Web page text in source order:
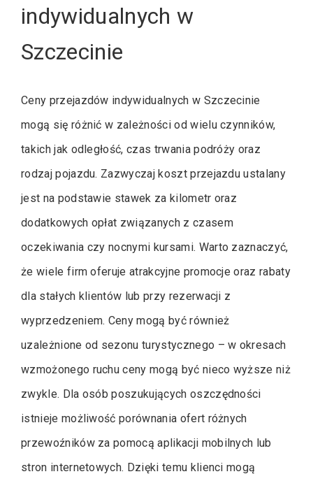
indywidualnych w
Szczecinie
Ceny przejazdów indywidualnych w Szczecinie
mogą się różnić w zależności od wielu czynników,
takich jak odległość, czas trwania podróży oraz
rodzaj pojazdu. Zazwyczaj koszt przejazdu ustalany
jest na podstawie stawek za kilometr oraz
dodatkowych opłat związanych z czasem
oczekiwania czy nocnymi kursami. Warto zaznaczyć,
że wiele firm oferuje atrakcyjne promocje oraz rabaty
dla stałych klientów lub przy rezerwacji z
wyprzedzeniem. Ceny mogą być również
uzależnione od sezonu turystycznego – w okresach
wzmożonego ruchu ceny mogą być nieco wyższe niż
zwykle. Dla osób poszukujących oszczędności
istnieje możliwość porównania ofert różnych
przewoźników za pomocą aplikacji mobilnych lub
stron internetowych. Dzięki temu klienci mogą